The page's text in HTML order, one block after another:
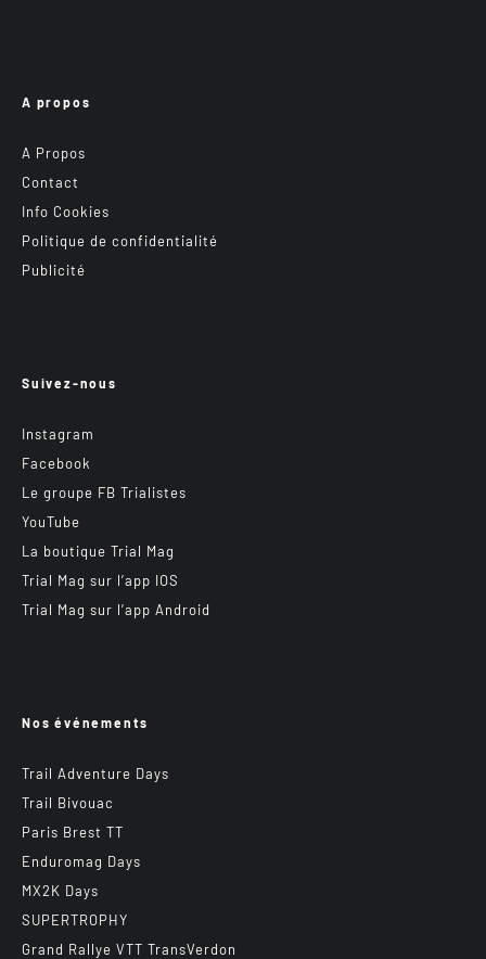
A propos
A Propos
Contact
Info Cookies
Politique de confidentialité
Publicité
Suivez-nous
Instagram
Facebook
Le groupe FB Trialistes
YouTube
La boutique Trial Mag
Trial Mag sur l’app IOS
Trial Mag sur l’app Android
Nos événements
Trail Adventure Days
Trail Bivouac
Paris Brest TT
Enduromag Days
MX2K Days
SUPERTROPHY
Grand Rallye VTT TransVerdon